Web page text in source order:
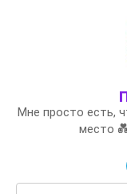
Мне просто есть,
место